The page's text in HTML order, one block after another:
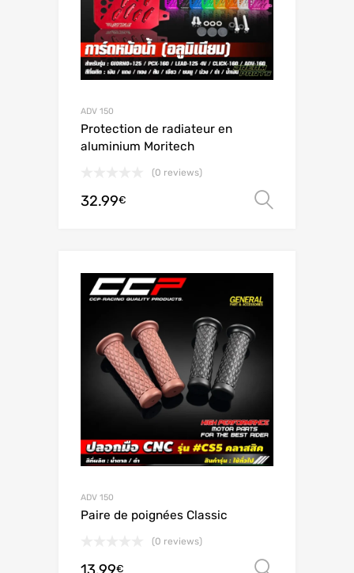
ADV 150
Protection de radiateur en
aluminium Moritech
(0 reviews)
32.99€
ADV 150
Paire de poignées Classic
(0 reviews)
€